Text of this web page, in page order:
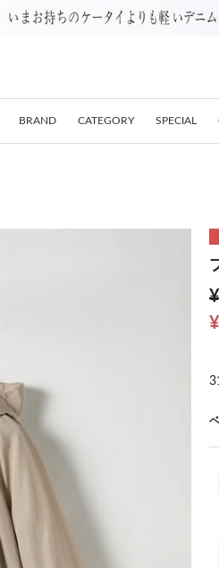
BRAND CATEGORY SPECIAL